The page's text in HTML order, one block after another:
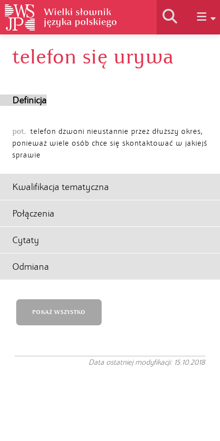
Historia słownika
telefon się urywa
Definicja
pot. telefon dzwoni nieustannie przez dłuższy okres,
ponieważ wiele osób chce się skontaktować w jakiejś
sprawie
Kwalifikacja tematyczna
Połączenia
Cytaty
Odmiana
POKAŻ WSZYSTKO
Data ostatniej modyfikacji: 15.10.2018